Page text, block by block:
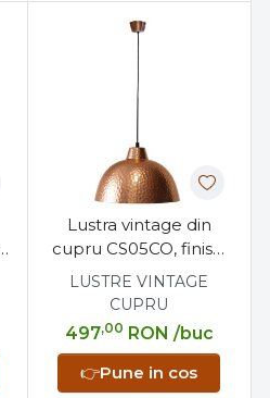
Lustra vintage din
cupru CS05CO, finisaj
lovitura de ciocan,
diametru 30 cm
LUSTRE VINTAGE
CUPRU
497,00 RON /buc
👉Pune in cos